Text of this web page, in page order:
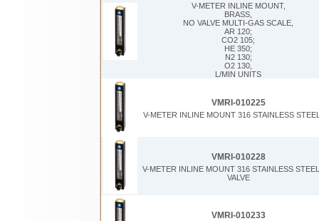
V-METER INLINE MOUNT,
BRASS,
NO VALVE MULTI-GAS SCALE,
AR 120;
CO2 105;
HE 350;
N2 130;
O2 130,
L/MIN UNITS
VMRI-010225
V-METER INLINE MOUNT 316 STAINLESS
VMRI-010228
V-METER INLINE MOUNT 316 STAINLESS
VALVE
VMRI-010233